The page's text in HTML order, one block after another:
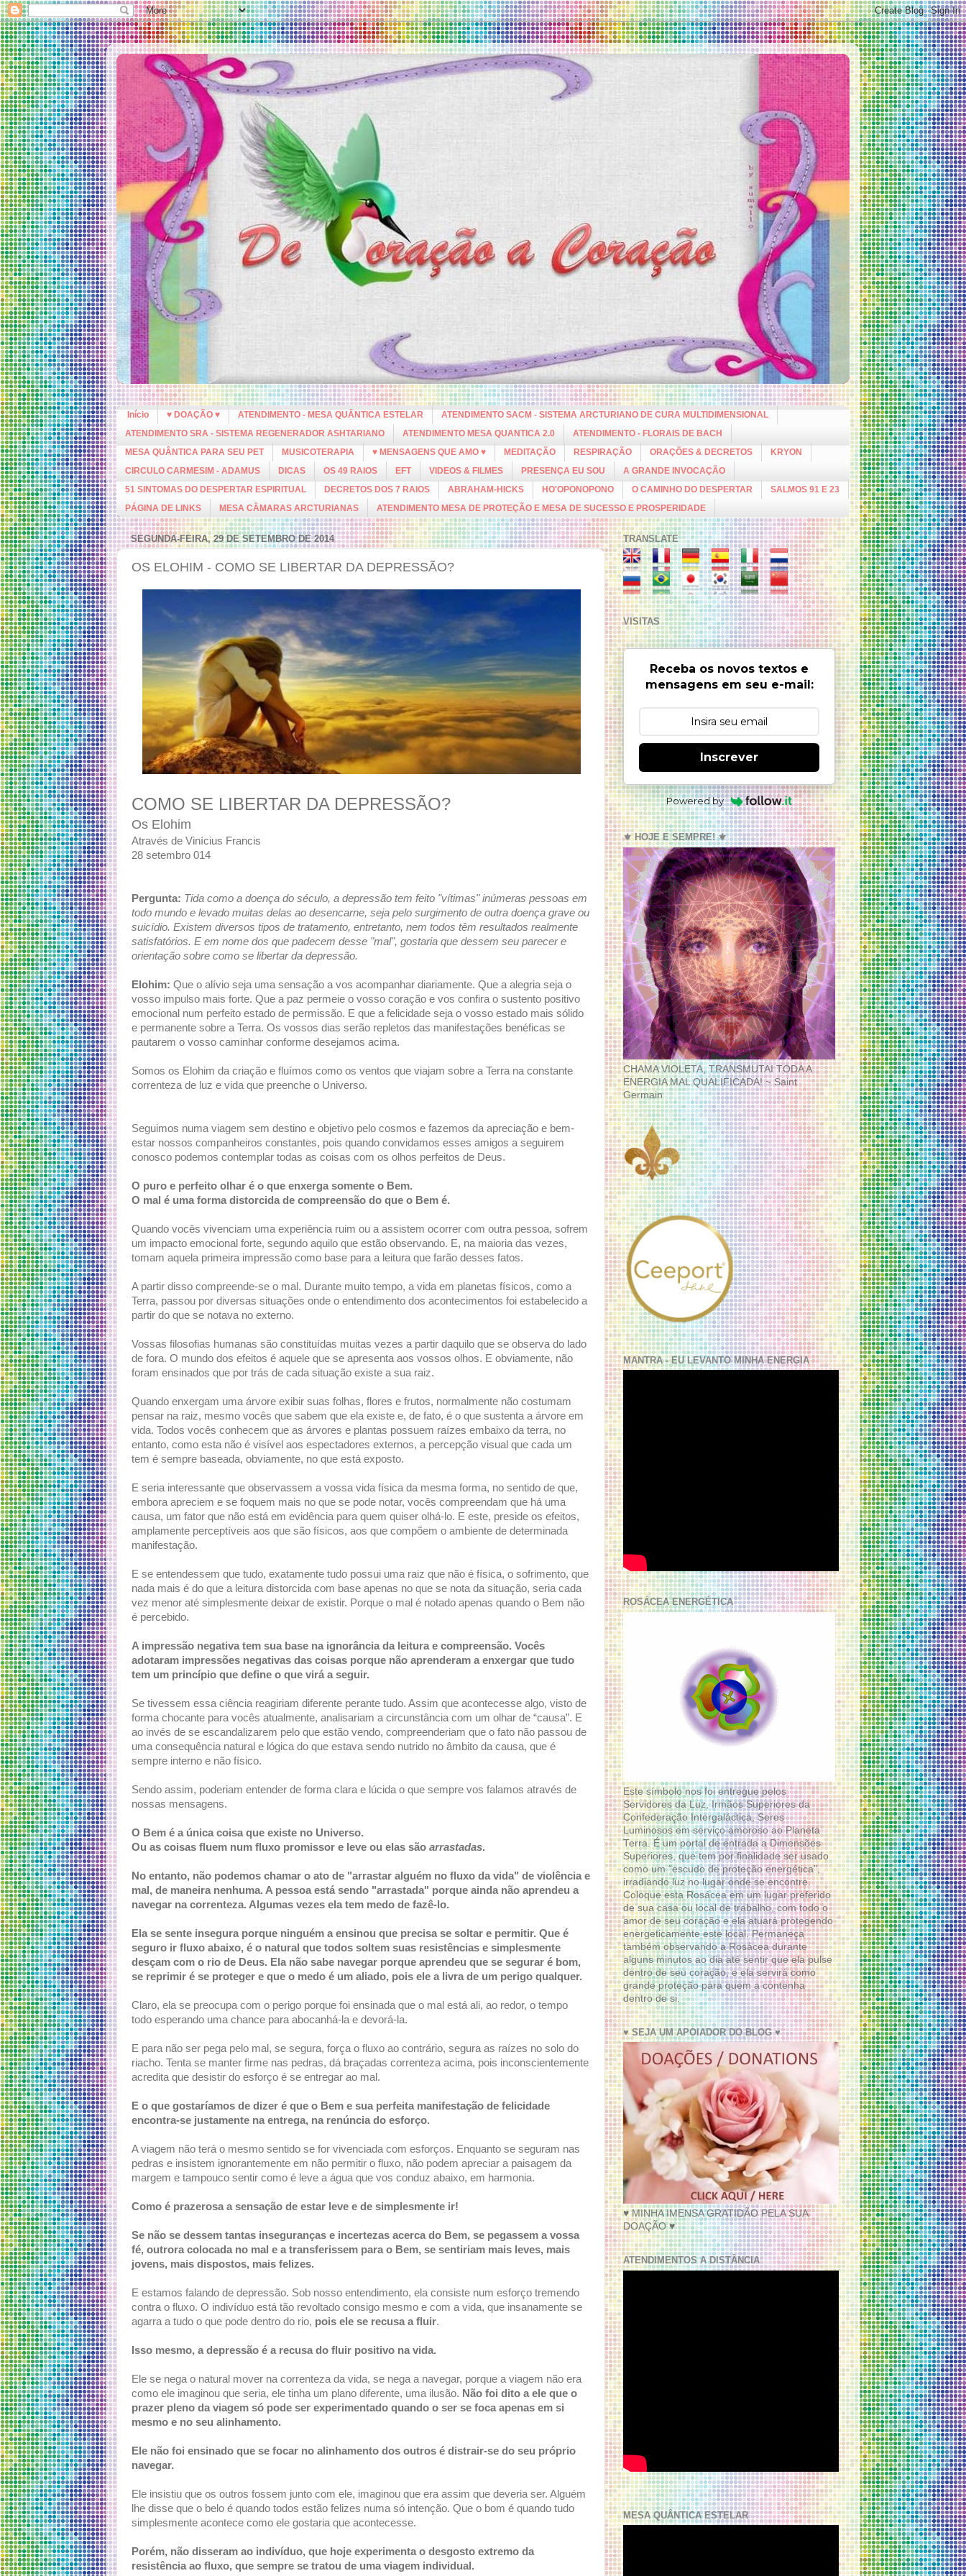
Início ♥ DOAÇÃO ♥ ATENDIMENTO - MESA QUÂNTICA ESTELAR
ATENDIMENTO SACM - SISTEMA ARCTURIANO DE CURA MULTIDIMENSIONAL
ATENDIMENTO SRA - SISTEMA REGENERADOR ASHTARIANO
ATENDIMENTO MESA QUANTICA 2.0
ATENDIMENTO - FLORAIS DE BACH
MESA QUÂNTICA PARA SEU PET
MUSICOTERAPIA ♥ MENSAGENS QUE AMO ♥ MEDITAÇÃO RESPIRAÇÃO ORAÇÕES & DECRETOS
KRYON
CIRCULO CARMESIM - ADAMUS
DICAS OS 49 RAIOS EFT VIDEOS & FILMES PRESENÇA EU SOU
A GRANDE INVOCAÇÃO
51 SINTOMAS DO DESPERTAR ESPIRITUAL
DECRETOS DOS 7 RAIOS ABRAHAM-HICKS HO'OPONOPONO O CAMINHO DO DESPERTAR
SALMOS 91 E 23
PÁGINA DE LINKS
MESA CÂMARAS ARCTURIANAS ATENDIMENTO MESA DE PROTEÇÃO E MESA DE SUCESSO E PROSPERIDADE
SEGUNDA-FEIRA, 29 DE SETEMBRO DE 2014
OS ELOHIM - COMO SE LIBERTAR DA DEPRESSÃO?
COMO SE LIBERTAR DA DEPRESSÃO?
Os Elohim
Através de Vinícius Francis
28 setembro 014
Pergunta: Tida como a doença do século, a depressão tem feito "vítimas" inúmeras pessoas em
todo mundo e levado muitas delas ao desencarne, seja pelo surgimento de outra doença grave ou
suicídio. Existem diversos tipos de tratamento, entretanto, nem todos têm resultados realmente
satisfatórios. E em nome dos que padecem desse "mal", gostaria que dessem seu parecer e
orientação sobre como se libertar da depressão.
Elohim: Que o alívio seja uma sensação a vos acompanhar diariamente. Que a alegria seja o
vosso impulso mais forte. Que a paz permeie o vosso coração e vos confira o sustento positivo
emocional num perfeito estado de permissão. E que a felicidade seja o vosso estado mais sólido
e permanente sobre a Terra. Os vossos dias serão repletos das manifestações benéficas se
pautarem o vosso caminhar conforme desejamos acima.
Somos os Elohim da criação e fluímos como os ventos que viajam sobre a Terra na constante
correnteza de luz e vida que preenche o Universo.
Seguimos numa viagem sem destino e objetivo pelo cosmos e fazemos da apreciação e bem-
estar nossos companheiros constantes, pois quando convidamos esses amigos a seguirem
conosco podemos contemplar todas as coisas com os olhos perfeitos de Deus.
O puro e perfeito olhar é o que enxerga somente o Bem.
O mal é uma forma distorcida de compreensão do que o Bem é.
Quando vocês vivenciam uma experiência ruim ou a assistem ocorrer com outra pessoa, sofrem
um impacto emocional forte, segundo aquilo que estão observando. E, na maioria das vezes,
tomam aquela primeira impressão como base para a leitura que farão desses fatos.
A partir disso compreende-se o mal. Durante muito tempo, a vida em planetas físicos, como a
Terra, passou por diversas situações onde o entendimento dos acontecimentos foi estabelecido a
partir do que se notava no externo.
Vossas filosofias humanas são constituídas muitas vezes a partir daquilo que se observa do lado
de fora. O mundo dos efeitos é aquele que se apresenta aos vossos olhos. E obviamente, não
foram ensinados que por trás de cada situação existe a sua raiz.
Quando enxergam uma árvore exibir suas folhas, flores e frutos, normalmente não costumam
pensar na raiz, mesmo vocês que sabem que ela existe e, de fato, é o que sustenta a árvore em
vida. Todos vocês conhecem que as árvores e plantas possuem raízes embaixo da terra, no
entanto, como esta não é visível aos espectadores externos, a percepção visual que cada um
tem é sempre baseada, obviamente, no que está exposto.
E seria interessante que observassem a vossa vida física da mesma forma, no sentido de que,
embora apreciem e se foquem mais no que se pode notar, vocês compreendam que há uma
causa, um fator que não está em evidência para quem quiser olhá-lo. E este, preside os efeitos,
amplamente perceptíveis aos que são físicos, aos que compõem o ambiente de determinada
manifestação.
E se entendessem que tudo, exatamente tudo possui uma raiz que não é física, o sofrimento, que
nada mais é do que a leitura distorcida com base apenas no que se nota da situação, seria cada
vez menor até simplesmente deixar de existir. Porque o mal é notado apenas quando o Bem não
é percebido.
A impressão negativa tem sua base na ignorância da leitura e compreensão. Vocês
adotaram impressões negativas das coisas porque não aprenderam a enxergar que tudo
tem um princípio que define o que virá a seguir.
Se tivessem essa ciência reagiriam diferente perante tudo. Assim que acontecesse algo, visto de
forma chocante para vocês atualmente, analisariam a circunstância com um olhar de “causa”. E
ao invés de se escandalizarem pelo que estão vendo, compreenderiam que o fato não passou de
uma consequência natural e lógica do que estava sendo nutrido no âmbito da causa, que é
sempre interno e não físico.
Sendo assim, poderiam entender de forma clara e lúcida o que sempre vos falamos através de
nossas mensagens.
O Bem é a única coisa que existe no Universo.
Ou as coisas fluem num fluxo promissor e leve ou elas são arrastadas.
No entanto, não podemos chamar o ato de "arrastar alguém no fluxo da vida" de violência e
mal, de maneira nenhuma. A pessoa está sendo "arrastada" porque ainda não aprendeu a
navegar na correnteza. Algumas vezes ela tem medo de fazê-lo.
Ela se sente insegura porque ninguém a ensinou que precisa se soltar e permitir. Que é
seguro ir fluxo abaixo, é o natural que todos soltem suas resistências e simplesmente
desçam com o rio de Deus. Ela não sabe navegar porque aprendeu que se segurar é bom,
se reprimir é se proteger e que o medo é um aliado, pois ele a livra de um perigo qualquer.
Claro, ela se preocupa com o perigo porque foi ensinada que o mal está ali, ao redor, o tempo
todo esperando uma chance para abocanhá-la e devorá-la.
E para não ser pega pelo mal, se segura, força o fluxo ao contrário, segura as raízes no solo do
riacho. Tenta se manter firme nas pedras, dá braçadas correnteza acima, pois inconscientemente
acredita que desistir do esforço é se entregar ao mal.
E o que gostaríamos de dizer é que o Bem e sua perfeita manifestação de felicidade
encontra-se justamente na entrega, na renúncia do esforço.
A viagem não terá o mesmo sentido se for vivenciada com esforços. Enquanto se seguram nas
pedras e insistem ignorantemente em não permitir o fluxo, não podem apreciar a paisagem da
margem e tampouco sentir como é leve a água que vos conduz abaixo, em harmonia.
Como é prazerosa a sensação de estar leve e de simplesmente ir!
Se não se dessem tantas inseguranças e incertezas acerca do Bem, se pegassem a vossa
fé, outrora colocada no mal e a transferissem para o Bem, se sentiriam mais leves, mais
jovens, mais dispostos, mais felizes.
E estamos falando de depressão. Sob nosso entendimento, ela consiste num esforço tremendo
contra o fluxo. O indivíduo está tão revoltado consigo mesmo e com a vida, que insanamente se
agarra a tudo o que pode dentro do rio, pois ele se recusa a fluir.
Isso mesmo, a depressão é a recusa do fluir positivo na vida.
Ele se nega o natural mover na correnteza da vida, se nega a navegar, porque a viagem não era
como ele imaginou que seria, ele tinha um plano diferente, uma ilusão. Não foi dito a ele que o
prazer pleno da viagem só pode ser experimentado quando o ser se foca apenas em si
mesmo e no seu alinhamento.
Ele não foi ensinado que se focar no alinhamento dos outros é distrair-se do seu próprio
navegar.
Ele insistiu que os outros fossem junto com ele, imaginou que era assim que deveria ser. Alguém
lhe disse que o belo é quando todos estão felizes numa só intenção. Que o bom é quando tudo
simplesmente acontece como ele gostaria que acontecesse.
Porém, não disseram ao indivíduo, que hoje experimenta o desgosto extremo da
resistência ao fluxo, que sempre se tratou de uma viagem individual.
TRANSLATE
VISITAS
Receba os novos textos e
mensagens em seu e-mail:
Inscrever
Powered by
⚜️ HOJE E SEMPRE! ⚜️
CHAMA VIOLETA, TRANSMUTAI TODA A
ENERGIA MAL QUALIFICADA! ~ Saint
Germain
MANTRA - EU LEVANTO MINHA ENERGIA
ROSÁCEA ENERGÉTICA
Este símbolo nos foi entregue pelos
Servidores da Luz, Irmãos Superiores da
Confederação Intergaláctica, Seres
Luminosos em serviço amoroso ao Planeta
Terra. É um portal de entrada a Dimensões
Superiores, que tem por finalidade ser usado
como um “escudo de proteção energética”,
irradiando luz no lugar onde se encontre.
Coloque esta Rosácea em um lugar preferido
de sua casa ou local de trabalho, com todo o
amor de seu coração e ela atuará protegendo
energeticamente este local. Permaneça
também observando a Rosácea durante
alguns minutos ao dia até sentir que ela pulse
dentro de seu coração, e ela servirá como
grande proteção para quem a contenha
dentro de si.
♥ SEJA UM APOIADOR DO BLOG ♥
♥ MINHA IMENSA GRATIDÃO PELA SUA
DOAÇÃO ♥
ATENDIMENTOS A DISTÂNCIA
MESA QUÂNTICA ESTELAR